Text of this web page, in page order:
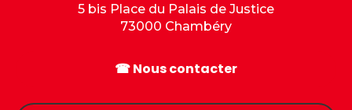
5 bis Place du Palais de Justice
73000 Chambéry
☎ Nous contacter